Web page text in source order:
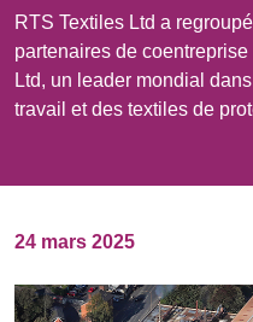
CARRIÈRES
CERTIFICATIONS
MILITAIRE
WATERPROOF
DURABLE
MOTIFS
DURABLE
IDEX
TAC
A+A
(1)
CROATIA, SERBIA,
BOSNIA,
CZECH REP,
SLOVAKIA
RTS Textiles Ltd a
partenaires de
Ltd, un leader mondial
travail et des textiles de
24 mars 2025